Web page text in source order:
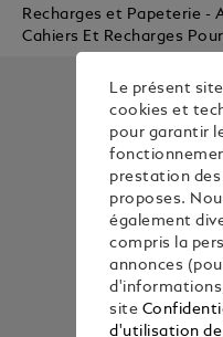
Recharges et Papeterie -
Cahiers Et Recharges
Le présent
cookies et
pour garantir
prestation des
proposes.
également
compris la
annonces
site
d'utilisation de